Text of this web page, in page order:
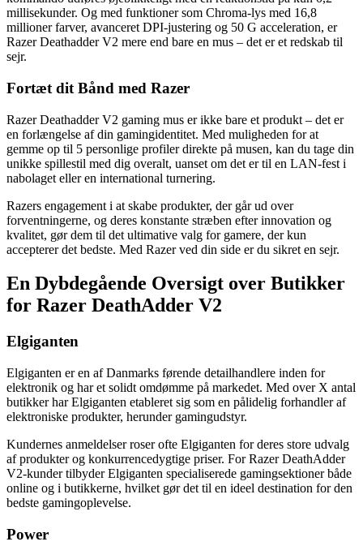
millisekunder. Og med funktioner som Chroma-lys med 16,8
millioner farver, avanceret DPI-justering og 50 G acceleration, er
Razer Deathadder V2 mere end bare en mus – det er et redskab til
sejr.
Fortæt dit Bånd med Razer
Razer Deathadder V2 gaming mus er ikke bare et produkt – det er
en forlængelse af din gamingidentitet. Med muligheden for at
gemme op til 5 personlige profiler direkte på musen, kan du tage din
unikke spillestil med dig overalt, uanset om det er til en LAN-fest i
nabolaget eller en international turnering.
Razers engagement i at skabe produkter, der går ud over
forventningerne, og deres konstante stræben efter innovation og
kvalitet, gør dem til det ultimative valg for gamere, der kun
accepterer det bedste. Med Razer ved din side er du sikret en sejr.
En Dybdegående Oversigt over Butikker
for Razer DeathAdder V2
Elgiganten
Elgiganten er en af Danmarks førende detailhandlere inden for
elektronik og har et solidt omdømme på markedet. Med over X antal
butikker har Elgiganten etableret sig som en pålidelig forhandler af
elektroniske produkter, herunder gamingudstyr.
Kundernes anmeldelser roser ofte Elgiganten for deres store udvalg
af produkter og konkurrencedygtige priser. For Razer DeathAdder
V2-kunder tilbyder Elgiganten specialiserede gamingsektioner både
online og i butikkerne, hvilket gør det til en ideel destination for den
bedste gamingoplevelse.
Power